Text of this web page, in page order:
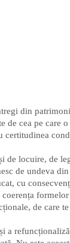
din
cea pe care
de locuire, de
de undeva
cu
de care
a